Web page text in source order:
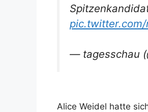
pic.twitter.com/
— tagesschau
Alice Weidel hatte